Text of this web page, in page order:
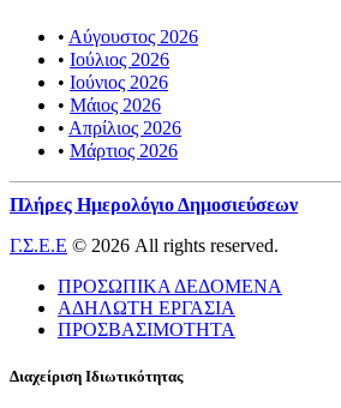
• Αύγουστος 2026
• Ιούλιος 2026
• Ιούνιος 2026
• Μάιος 2026
• Απρίλιος 2026
• Μάρτιος 2026
Πλήρες Ημερολόγιο Δημοσιεύσεων
Γ.Σ.Ε.Ε © 2026 All rights reserved.
ΠΡΟΣΩΠΙΚΑ ΔΕΔΟΜΕΝΑ
ΑΔΗΛΩΤΗ ΕΡΓΑΣΙΑ
ΠΡΟΣΒΑΣΙΜΟΤΗΤΑ
Διαχείριση Ιδιωτικότητας